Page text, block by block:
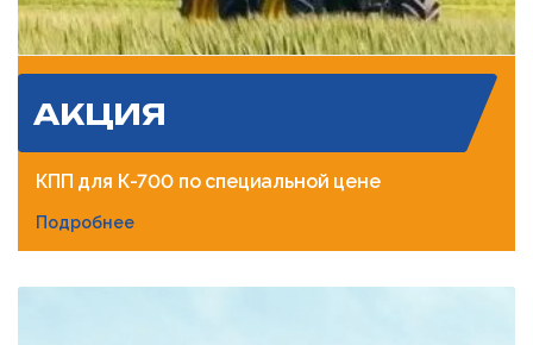
АКЦИЯ
КПП для К-700 по специальной цене
Подробнее